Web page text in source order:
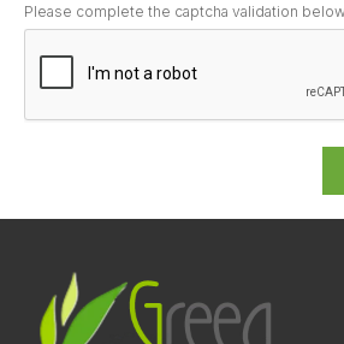
Please complete the captcha validation